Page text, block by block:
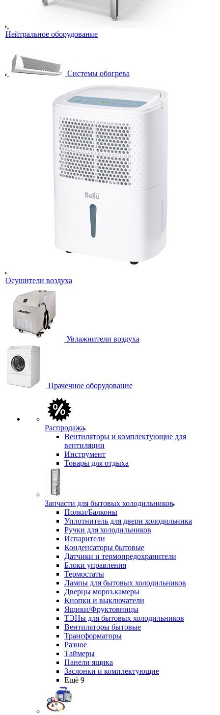
Нейтральное оборудование
Системы обогрева
Осушители воздуха
Увлажнители воздуха
Прачечное оборудование
Распродажа
Вентиляторы и комплектующие для
вентиляции
Инструмент
Товары для отдыха
Запчасти для бытовых холодильников
Полки/Балконы
Уплотнитель для двери холодильника
Ручки для холодильников
Испарители
Конденсаторы бытовые
Датчики и термопредохранители
Блоки управления
Термостаты
Лампы для бытовых холодильников
Дверцы мороз.камеры
Кнопки и выключатели
Ящики/Фруктовницы
ТЭНы для бытовых холодильников
Вентиляторы бытовые
Трансформаторы
Разное
Таймеры
Панели ящика
Заслонки и комплектующие
Ещё 9